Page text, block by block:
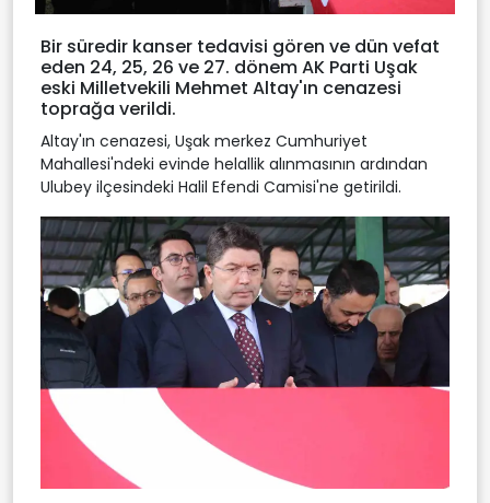
Bir süredir kanser tedavisi gören ve dün vefat
eden 24, 25, 26 ve 27. dönem AK Parti Uşak
eski Milletvekili Mehmet Altay'ın cenazesi
toprağa verildi.
Altay'ın cenazesi, Uşak merkez Cumhuriyet
Mahallesi'ndeki evinde helallik alınmasının ardından
Ulubey ilçesindeki Halil Efendi Camisi'ne getirildi.